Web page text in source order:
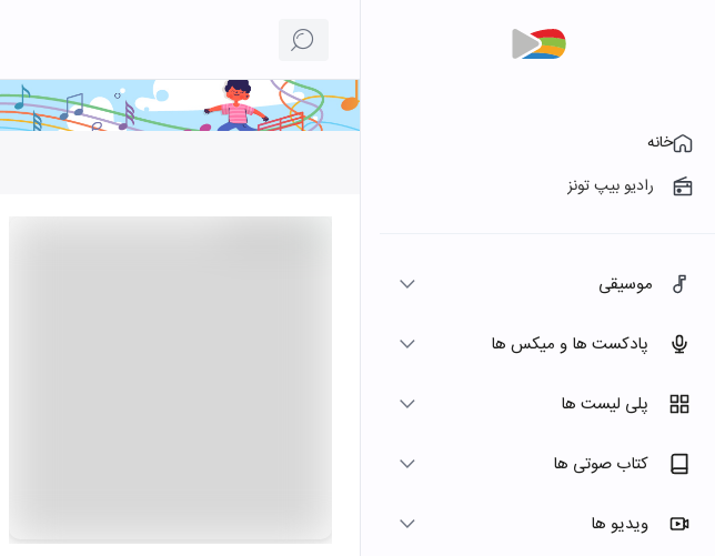
خانه
رادیو بیپ تونز
موسیقی
پادکست ها و میکس ها
پلی لیست ها
کتاب صوتی ها
ویدیو ها